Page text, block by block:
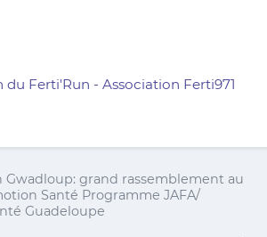
Ferti'Run - Association Ferti971
Gwadloup: grand rassemblement au
Santé Programme JAFA/
Guadeloupe